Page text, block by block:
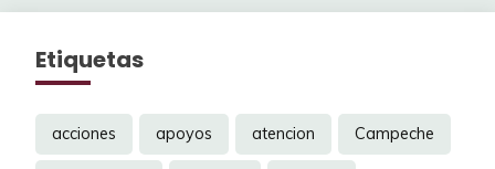
Etiquetas
acciones apoyos atencion Campeche